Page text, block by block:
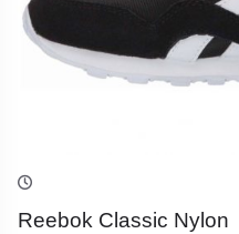
Reebok Classic Nylon